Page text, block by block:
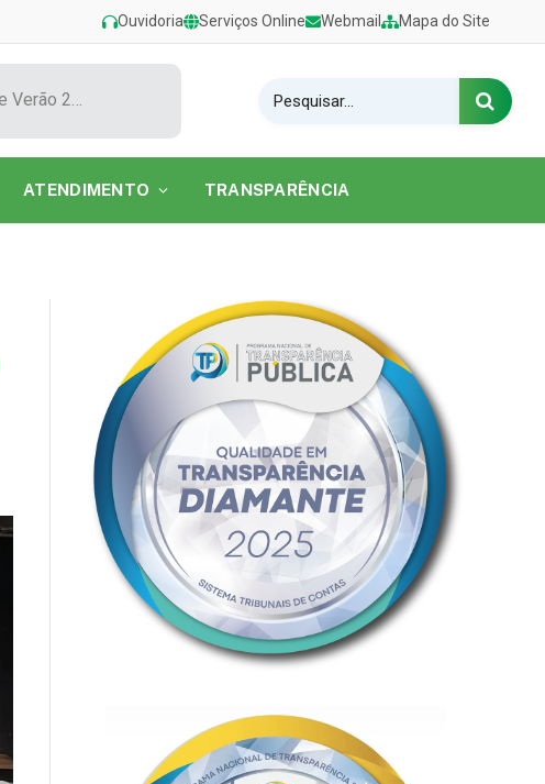
Ouvidoria Serviços Online Webmail Mapa do Site
Show de Tarcísio do Acordeon encerra o Festival de Verão 2026 na Praia do Caripi
ATENDIMENTO TRANSPARÊNCIA